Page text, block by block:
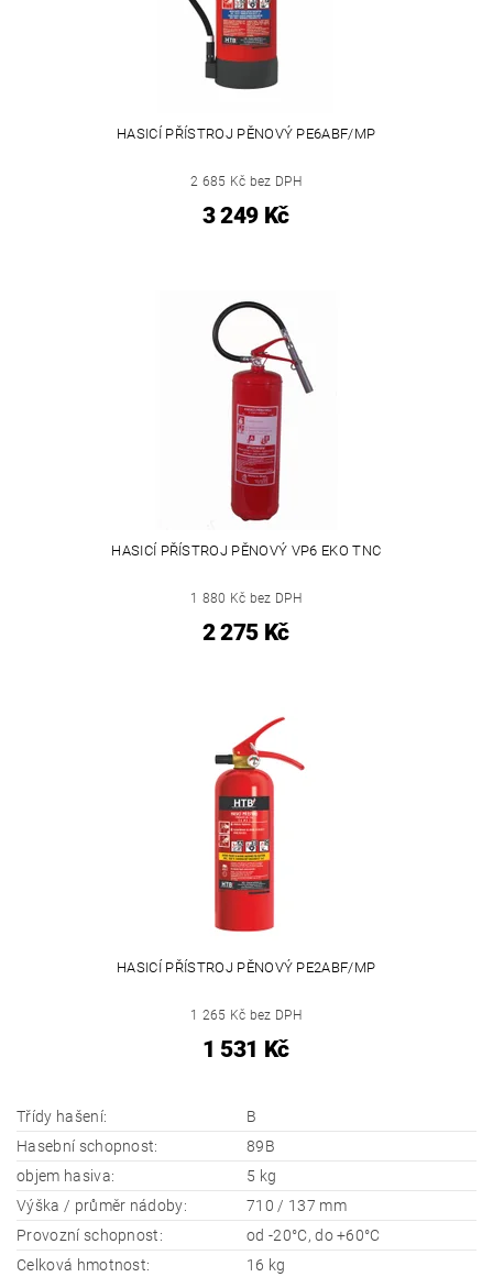
HASICÍ PŘÍSTROJ PĚNOVÝ PE6ABF/MP
2 685 Kč bez DPH
3 249 Kč
HASICÍ PŘÍSTROJ PĚNOVÝ VP6 EKO TNC
1 880 Kč bez DPH
2 275 Kč
HASICÍ PŘÍSTROJ PĚNOVÝ PE2ABF/MP
1 265 Kč bez DPH
1 531 Kč
Třídy hašení:
B
Hasební schopnost:
89B
objem hasiva:
5 kg
Výška / průměr nádoby:
710 / 137 mm
Provozní schopnost:
od -20°C, do +60°C
Celková hmotnost:
16 kg